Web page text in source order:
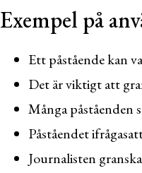
Exempel på
Ett påstående kan
Det är viktigt att
Många påståenden
Påståendet
Journalisten